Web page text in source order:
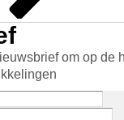
om op de